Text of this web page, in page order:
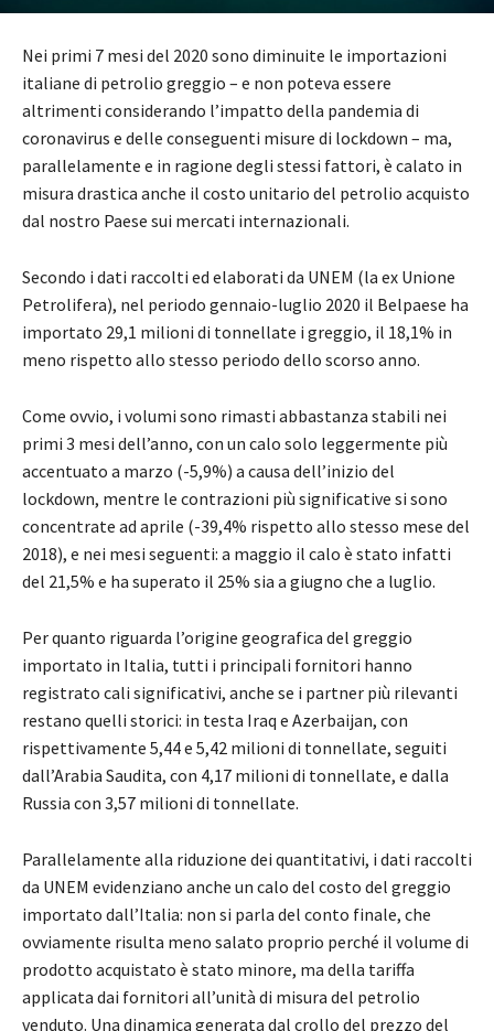
Nei primi 7 mesi del 2020 sono diminuite le importazioni
italiane di petrolio greggio – e non poteva essere
altrimenti considerando l’impatto della pandemia di
coronavirus e delle conseguenti misure di lockdown – ma,
parallelamente e in ragione degli stessi fattori, è calato in
misura drastica anche il costo unitario del petrolio acquisto
dal nostro Paese sui mercati internazionali.
Secondo i dati raccolti ed elaborati da UNEM (la ex Unione
Petrolifera), nel periodo gennaio-luglio 2020 il Belpaese ha
importato 29,1 milioni di tonnellate i greggio, il 18,1% in
meno rispetto allo stesso periodo dello scorso anno.
Come ovvio, i volumi sono rimasti abbastanza stabili nei
primi 3 mesi dell’anno, con un calo solo leggermente più
accentuato a marzo (-5,9%) a causa dell’inizio del
lockdown, mentre le contrazioni più significative si sono
concentrate ad aprile (-39,4% rispetto allo stesso mese del
2018), e nei mesi seguenti: a maggio il calo è stato infatti
del 21,5% e ha superato il 25% sia a giugno che a luglio.
Per quanto riguarda l’origine geografica del greggio
importato in Italia, tutti i principali fornitori hanno
registrato cali significativi, anche se i partner più rilevanti
restano quelli storici: in testa Iraq e Azerbaijan, con
rispettivamente 5,44 e 5,42 milioni di tonnellate, seguiti
dall’Arabia Saudita, con 4,17 milioni di tonnellate, e dalla
Russia con 3,57 milioni di tonnellate.
Parallelamente alla riduzione dei quantitativi, i dati raccolti
da UNEM evidenziano anche un calo del costo del greggio
importato dall’Italia: non si parla del conto finale, che
ovviamente risulta meno salato proprio perché il volume di
prodotto acquistato è stato minore, ma della tariffa
applicata dai fornitori all’unità di misura del petrolio
venduto. Una dinamica generata dal crollo del prezzo del